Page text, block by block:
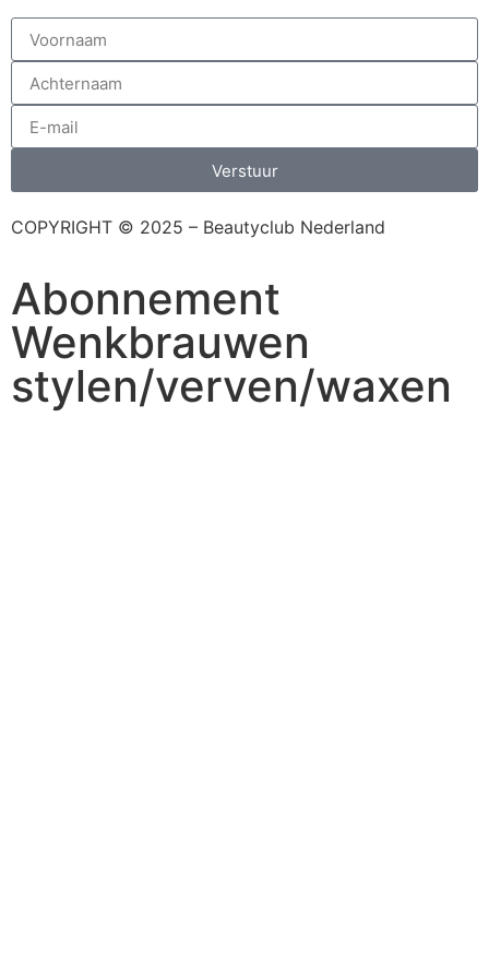
Verstuur
COPYRIGHT © 2025 – Beautyclub Nederland
Abonnement
Wenkbrauwen
stylen/verven/waxen